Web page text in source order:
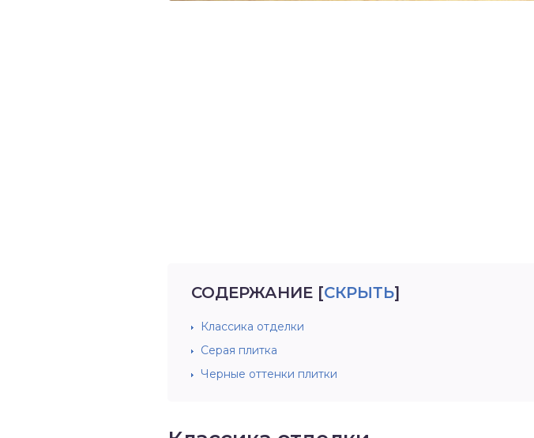
СОДЕРЖАНИЕ [СКРЫТЬ]
Классика отделки
Серая плитка
Черные оттенки плитки